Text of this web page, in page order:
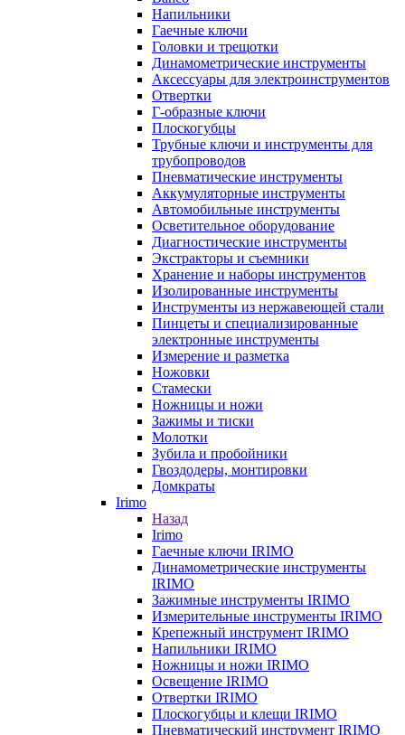
Напильники
Гаечные ключи
Головки и трещотки
Динамометрические инструменты
Аксессуары для электроинструментов
Отвертки
Г-образные ключи
Плоскогубцы
Трубные ключи и инструменты для
трубопроводов
Пневматические инструменты
Аккумуляторные инструменты
Автомобильные инструменты
Осветительное оборудование
Диагностические инструменты
Экстракторы и съемники
Хранение и наборы инструментов
Изолированные инструменты
Инструменты из нержавеющей стали
Пинцеты и специализированные
электронные инструменты
Измерение и разметка
Ножовки
Стамески
Ножницы и ножи
Зажимы и тиски
Молотки
Зубила и пробойники
Гвоздодеры, монтировки
Домкраты
Irimo
Назад
Irimo
Гаечные ключи IRIMO
Динамометрические инструменты
IRIMO
Зажимные инструменты IRIMO
Измерительные инструменты IRIMO
Крепежный инструмент IRIMO
Напильники IRIMO
Ножницы и ножи IRIMO
Освещение IRIMO
Отвертки IRIMO
Плоскогубцы и клещи IRIMO
Пневматический инструмент IRIMO